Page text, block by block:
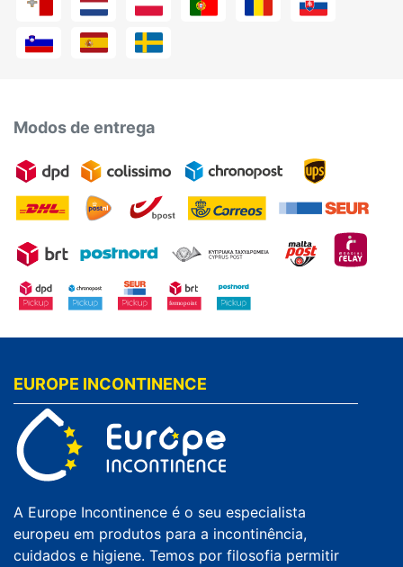
Modos de entrega
EUROPE INCONTINENCE
A Europe Incontinence é o seu especialista
europeu em produtos para a incontinência,
cuidados e higiene. Temos por filosofia permitir